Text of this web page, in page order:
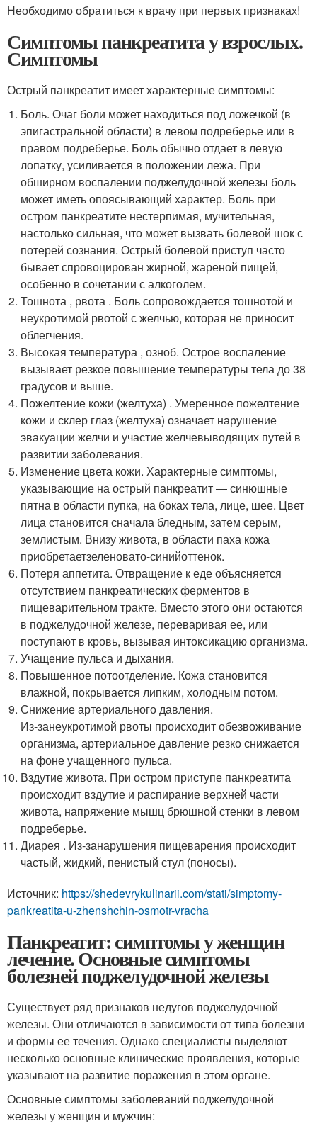
Необходимо обратиться к врачу при первых признаках!
Симптомы панкреатита у взрослых.
Симптомы
Острый панкреатит имеет характерные симптомы:
Боль. Очаг боли может находиться под ложечкой (в
эпигастральной области) в левом подреберье или в
правом подреберье. Боль обычно отдает в левую
лопатку, усиливается в положении лежа. При
обширном воспалении поджелудочной железы боль
может иметь опоясывающий характер. Боль при
остром панкреатите нестерпимая, мучительная,
настолько сильная, что может вызвать болевой шок с
потерей сознания. Острый болевой приступ часто
бывает спровоцирован жирной, жареной пищей,
особенно в сочетании с алкоголем.
Тошнота , рвота . Боль сопровождается тошнотой и
неукротимой рвотой с желчью, которая не приносит
облегчения.
Высокая температура , озноб. Острое воспаление
вызывает резкое повышение температуры тела до 38
градусов и выше.
Пожелтение кожи (желтуха) . Умеренное пожелтение
кожи и склер глаз (желтуха) означает нарушение
эвакуации желчи и участие желчевыводящих путей в
развитии заболевания.
Изменение цвета кожи. Характерные симптомы,
указывающие на острый панкреатит — синюшные
пятна в области пупка, на боках тела, лице, шее. Цвет
лица становится сначала бледным, затем серым,
землистым. Внизу живота, в области паха кожа
приобретаетзеленовато-синийоттенок.
Потеря аппетита. Отвращение к еде объясняется
отсутствием панкреатических ферментов в
пищеварительном тракте. Вместо этого они остаются
в поджелудочной железе, переваривая ее, или
поступают в кровь, вызывая интоксикацию организма.
Учащение пульса и дыхания.
Повышенное потоотделение. Кожа становится
влажной, покрывается липким, холодным потом.
Снижение артериального давления.
Из-занеукротимой рвоты происходит обезвоживание
организма, артериальное давление резко снижается
на фоне учащенного пульса.
Вздутие живота. При остром приступе панкреатита
происходит вздутие и распирание верхней части
живота, напряжение мышц брюшной стенки в левом
подреберье.
Диарея . Из-занарушения пищеварения происходит
частый, жидкий, пенистый стул (поносы).
Источник: https://shedevrykulinarii.com/stati/simptomy-
pankreatita-u-zhenshchin-osmotr-vracha
Панкреатит: симптомы у женщин
лечение. Основные симптомы
болезней поджелудочной железы
Существует ряд признаков недугов поджелудочной
железы. Они отличаются в зависимости от типа болезни
и формы ее течения. Однако специалисты выделяют
несколько основные клинические проявления, которые
указывают на развитие поражения в этом органе.
Основные симптомы заболеваний поджелудочной
железы у женщин и мужчин: